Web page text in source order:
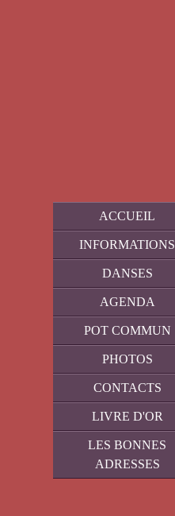
ACCUEIL
INFORMATIONS
DANSES
AGENDA
POT COMMUN
PHOTOS
CONTACTS
LIVRE D'OR
LES BONNES
ADRESSES